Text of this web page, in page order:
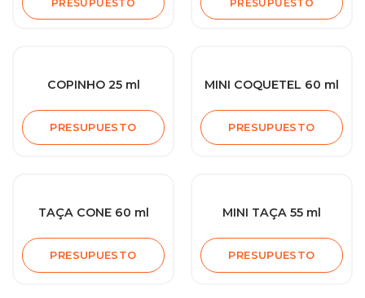
PRESUPUESTO PRESUPUESTO
COPINHO 25 ml
PRESUPUESTO
MINI COQUETEL 60 ml
PRESUPUESTO
TAÇA CONE 60 ml
PRESUPUESTO
MINI TAÇA 55 ml
PRESUPUESTO